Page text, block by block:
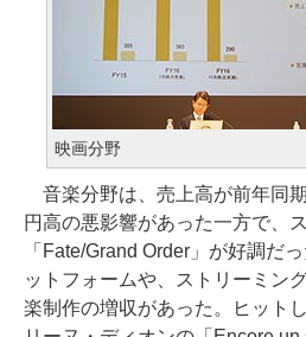
映画分野
音楽分野は、売上高が前年同期
円高の悪影響があった一方で、
「Fate/Grand Order」が好調だ
ットフォームや、ストリーミン
楽制作の増収があった。ヒット